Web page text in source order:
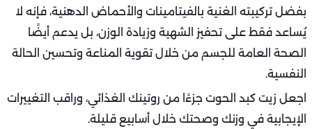
بفضل تركيبته الغنية بالفيتامينات والأحماض الدهنية، فإنه لا
يُساعد فقط على تحفيز الشهية وزيادة الوزن، بل يدعم أيضًا
الصحة العامة للجسم من خلال تقوية المناعة وتحسين الحالة
النفسية.
اجعل زيت كبد الحوت جزءًا من روتينك الغذائي، وراقب التغييرات
الإيجابية في وزنك وصحتك خلال أسابيع قليلة.